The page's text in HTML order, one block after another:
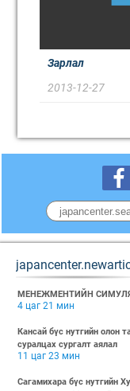
Зарлал
2013-12-27
МЕНЕЖМЕНТИЙН
4 цаг 21 мин
Кансай бүс нутгийн олон
суралцах сургалт аялал
11 цаг 23 мин
Сагамихара бүс нутгийн